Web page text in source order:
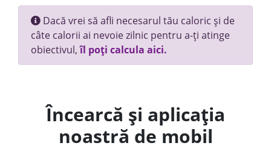
Dacă vrei să afli necesarul tău caloric și de
câte calorii ai nevoie zilnic pentru a-ți atinge
obiectivul,îl poți calcula aici.
Încearcă și aplicația
noastră de mobil